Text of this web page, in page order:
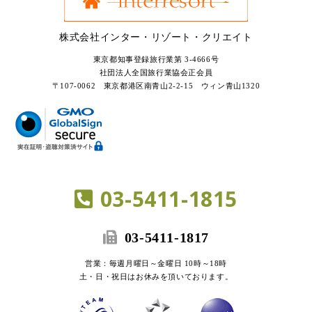
株式会社インター・リゾート・クリエイト
東京都知事登録旅行業第 3-4666号
社団法人全国旅行業協会正会員
〒107-0062 東京都港区南青山2-2-15 ウィン青山1320
03-5411-1815
03-5411-1817
営業：毎週月曜日～金曜日 10時～18時
土・日・祝日はお休みを頂いております。